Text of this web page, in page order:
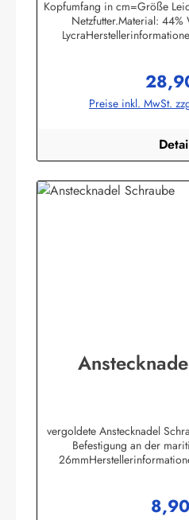
Kopfumfang in cm=Größe
Netzfutter.Material: 44%
Preise inkl. MwSt.
vergoldete Anstecknadel
Befestigung an der